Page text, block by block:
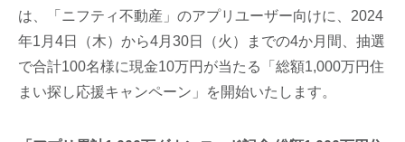
は、「ニフティ不動産」のアプリユーザー向けに、2024
年1月4日（木）から4月30日（火）までの4か月間、抽選
で合計100名様に現金10万円が当たる「総額1,000万円住
まい探し応援キャンペーン」を開始いたします。